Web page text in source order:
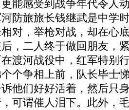
能感受到战争年代令人
防旅旅长钱继武是中学
对，举枪对战，却在心
，二人终于做回朋友，
渡河战役中，红军特别
个争相上前，队长毕士
他们好好活着，然后只
可谓催人泪下。此外，